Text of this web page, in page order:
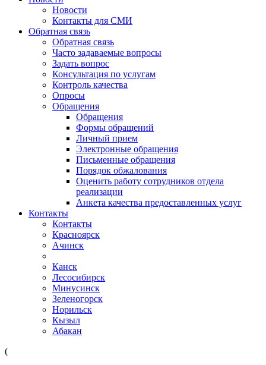
Новости
Контакты для СМИ
Обратная связь
Обратная связь
Часто задаваемые вопросы
Задать вопрос
Консультация по услугам
Контроль качества
Опросы
Обращения
Обращения
Формы обращений
Личный прием
Электронные обращения
Письменные обращения
Порядок обжалования
Оценить работу сотрудников отдела
реализации
Анкета качества предоставленных услуг
Контакты
Контакты
Красноярск
Ачинск
Канск
Лесосибирск
Минусинск
Зеленогорск
Норильск
Кызыл
Абакан
(